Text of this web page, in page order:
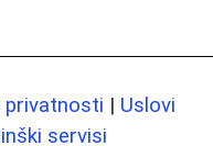
privatnosti | Uslovi
servisi